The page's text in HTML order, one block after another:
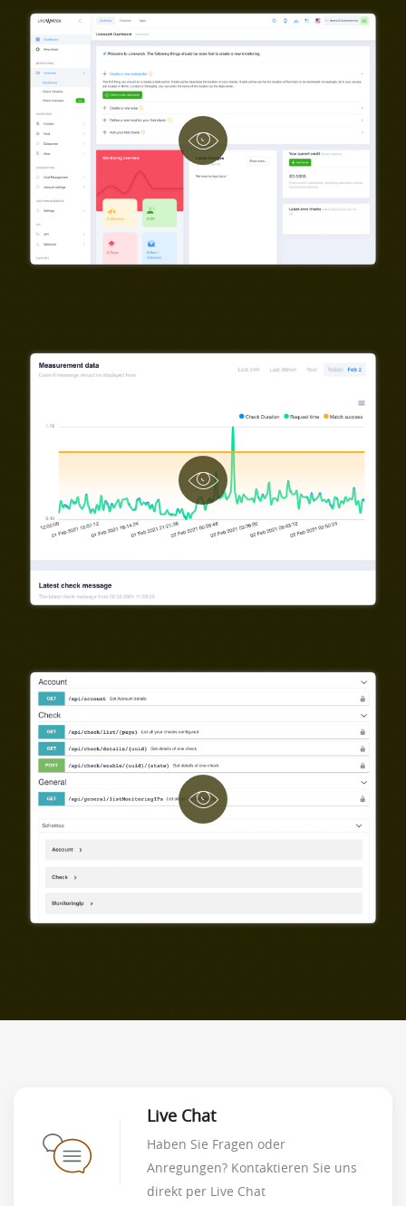
Live Chat
Haben Sie Fragen oder
Anregungen? Kontaktieren Sie uns
direkt per Live Chat